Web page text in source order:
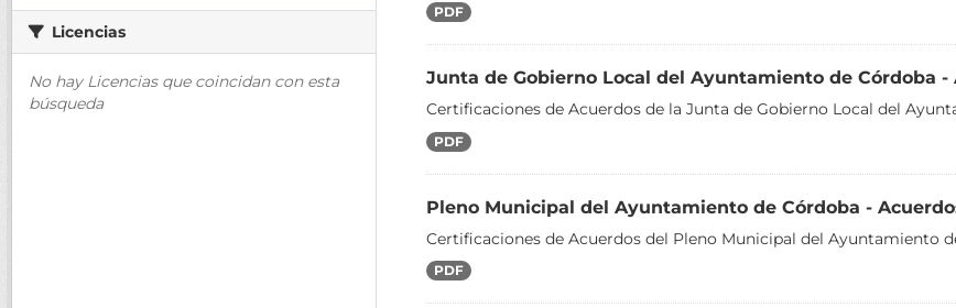
Licencias
No hay Licencias que coincidan con esta
búsqueda
PDF
Junta de Gobierno Local del Ayuntamiento de Córdoba -
Certificaciones de Acuerdos de la Junta de Gobierno Local del
PDF
Pleno Municipal del Ayuntamiento de Córdoba -
Certificaciones de Acuerdos del Pleno Municipal del Ayuntamiento
PDF